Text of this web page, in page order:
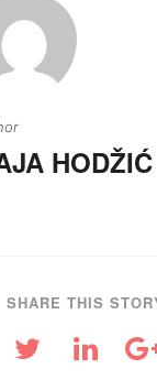
HODŽIĆ
SHARE THIS